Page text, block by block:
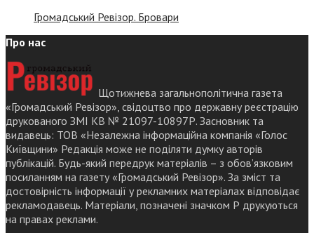
Громадський Ревізор. Бровари
Про нас
Щотижнева загальнополітична газета
«Громадський Ревізор», свідоцтво про державну реєстрацію
друкованого ЗМІ КВ № 21097-10897Р. Засновник та
видавець: ТОВ «Незалежна інформаційна компанія «Голос
Київщини» Редакція може не поділяти думку авторів
публікацій. Будь-який передрук матеріалів – з обов’язковим
посиланням на газету «Громадський Ревізор». За зміст та
достовірність інформації у рекламних матеріалах відповідає
рекламодавець. Матеріали, позначені значком Р друкуються
на правах реклами.